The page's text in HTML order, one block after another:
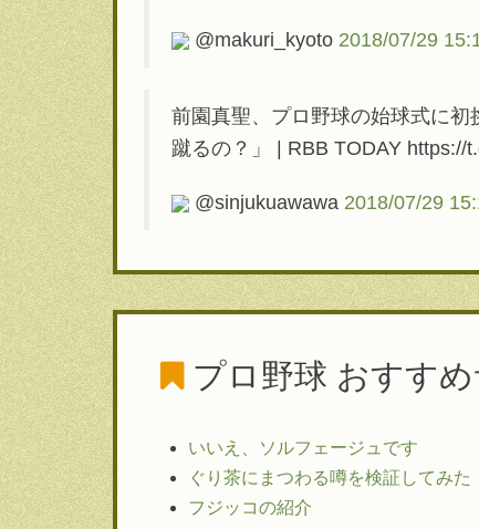
@makuri_kyoto 2018/07/29
前園真聖、プロ野球の始球式に
蹴るの？」 | RBB TODAY https://
@sinjukuawawa 2018/07/29
プロ野球 おすすめ
いいえ、ソルフェージュです
ぐり茶にまつわる噂を検証してみた
フジッコの紹介